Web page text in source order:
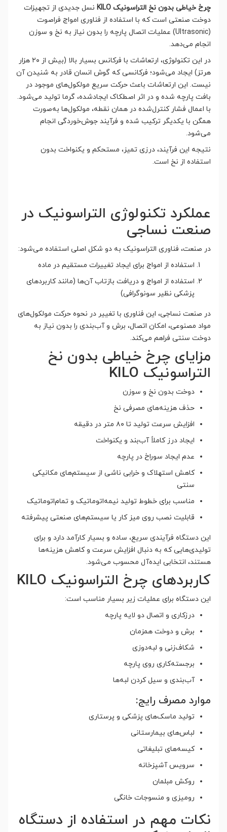
چرخ خیاطی بدون نخ التراسونیک KILO
نسل جدیدی از تجهیزات
دوخت صنعتی است که با استفاده از فناوری امواج فراصوت
(Ultrasonic) عملیات اتصال پارچه را بدون نیاز به نخ و سوزن
انجام می‌دهد.
در این تکنولوژی، ارتعاشات با فرکانس بسیار بالا (بیش از ۲۰ هزار
هرتز) ایجاد می‌شود؛ فرکانسی که گوش انسان قادر به شنیدن آن
نیست. این ارتعاشات باعث حرکت سریع مولکول‌های موجود در
بافت پارچه شده و در اثر اصطکاک ایجادشده، گرما تولید می‌شود.
با اعمال فشار کنترل‌شده در همان نقطه، مولکول‌ها به‌صورت
همگن با یکدیگر ترکیب شده و فرآیند جوش‌خوردگی انجام
می‌شود.
نتیجه این فرآیند، درزی تمیز، مستحکم و یکنواخت بدون
استفاده از نخ است.
عملکرد تکنولوژی التراسونیک در
صنعت نساجی
در صنعت، فناوری التراسونیک به دو شکل اصلی استفاده می‌شود:
استفاده از امواج برای ایجاد تغییرات مستقیم در ماده
استفاده از امواج و دریافت بازتاب آن‌ها (مانند کاربردهای
پزشکی نظیر سونوگرافی)
در صنعت نساجی، این فناوری با تغییر در نحوه حرکت مولکول‌های
مواد مصنوعی، امکان اتصال، برش و آب‌بندی را بدون نیاز به
دوخت سنتی فراهم می‌کند.
مزایای چرخ خیاطی بدون نخ
التراسونیک KILO
دوخت بدون نخ و سوزن
حذف هزینه‌های مصرفی نخ
افزایش سرعت تولید تا ۸۰ متر در دقیقه
ایجاد درز کاملاً آب‌بند و یکنواخت
عدم ایجاد سوراخ در پارچه
کاهش استهلاک و خرابی ناشی از سیستم‌های مکانیکی
سنتی
مناسب برای خطوط تولید نیمه‌اتوماتیک و تمام‌اتوماتیک
قابلیت نصب روی میز کار یا سیستم‌های صنعتی پیشرفته
این دستگاه فرآیندی سریع، ساده و بسیار کارآمد دارد و برای
تولیدی‌هایی که به دنبال افزایش سرعت و کاهش هزینه‌ها
هستند، انتخابی ایده‌آل محسوب می‌شود.
کاربردهای چرخ التراسونیک KILO
این دستگاه برای عملیات زیر بسیار مناسب است:
درزکاری و اتصال دو لایه پارچه
برش و دوخت همزمان
شکاف‌زنی و لبه‌دوزی
برجسته‌کاری روی پارچه
آب‌بندی و سیل کردن لبه‌ها
موارد مصرف رایج:
تولید ماسک‌های پزشکی و پرستاری
لباس‌های بیمارستانی
کیسه‌های تبلیغاتی
سرویس آشپزخانه
روکش مبلمان
رومیزی و منسوجات خانگی
نکات مهم در استفاده از دستگاه